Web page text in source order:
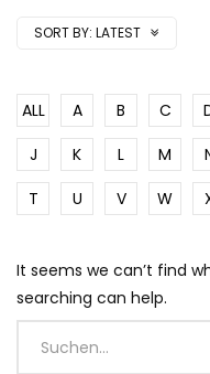
SORT BY: LATEST
ALL A B C
J
K L M
T
U V W
It seems we can’t find
searching can help.